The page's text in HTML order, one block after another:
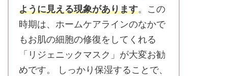
ように見える現象があります。この
時期は、ホームケアラインのなかで
もお肌の細胞の修復をしてくれる
「リジェニックマスク」が大変お勧
めです。 しっかり保湿することで、